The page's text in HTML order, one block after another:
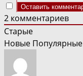
2 комментариев
Старые
Новые Популярные